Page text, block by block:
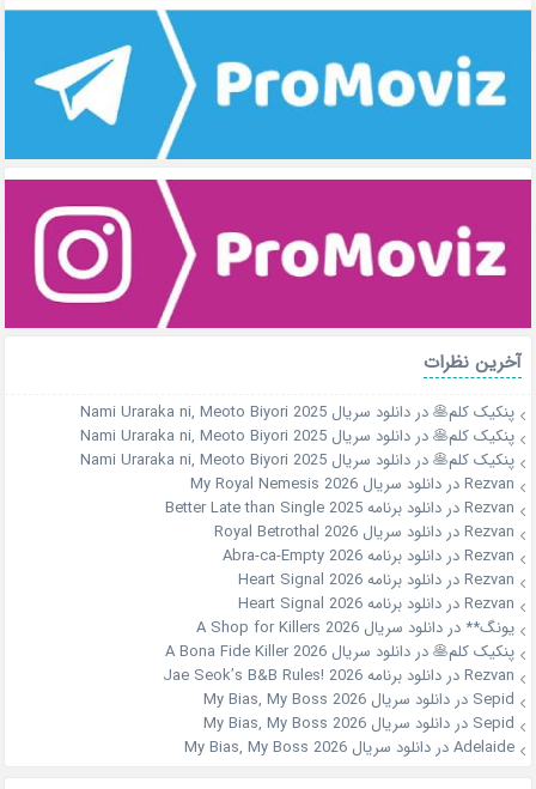
آخرین نظرات
پنکیک کلم🥞دردانلود سریال Nami Uraraka ni, Meoto Biyori 2025
پنکیک کلم🥞دردانلود سریال Nami Uraraka ni, Meoto Biyori 2025
پنکیک کلم🥞دردانلود سریال Nami Uraraka ni, Meoto Biyori 2025
Rezvanدردانلود سریال My Royal Nemesis 2026
Rezvanدردانلود برنامه Better Late than Single 2025
Rezvanدردانلود سریال Royal Betrothal 2026
Rezvanدردانلود برنامه Abra-ca-Empty 2026
Rezvanدردانلود برنامه Heart Signal 2026
Rezvanدردانلود برنامه Heart Signal 2026
یونگ** دردانلود سریال A Shop for Killers 2026
پنکیک کلم🥞دردانلود سریال A Bona Fide Killer 2026
Rezvanدردانلود برنامه Jae Seok’s B&B Rules! 2026
Sepid دردانلود سریال My Bias, My Boss 2026
Sepid دردانلود سریال My Bias, My Boss 2026
Adelaideدردانلود سریال My Bias, My Boss 2026